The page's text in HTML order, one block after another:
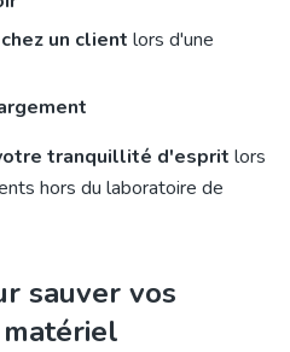
un client lors d'une
tranquillité d'esprit lors
hors du laboratoire de
sauver vos